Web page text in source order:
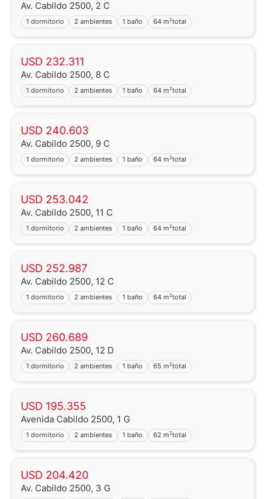
Av. Cabildo 2500, 2 C
1 dormitorio 2 ambientes 1 baño 64 m2total
USD 232.311
Av. Cabildo 2500, 8 C
1 dormitorio 2 ambientes 1 baño 64 m2total
USD 240.603
Av. Cabildo 2500, 9 C
1 dormitorio 2 ambientes 1 baño 64 m2total
USD 253.042
Av. Cabildo 2500, 11 C
1 dormitorio 2 ambientes 1 baño 64 m2total
USD 252.987
Av. Cabildo 2500, 12 C
1 dormitorio 2 ambientes 1 baño 64 m2total
USD 260.689
Av. Cabildo 2500, 12 D
1 dormitorio 2 ambientes 1 baño 65 m2total
USD 195.355
Avenida Cabildo 2500, 1 G
1 dormitorio 2 ambientes 1 baño 62 m2total
USD 204.420
Av. Cabildo 2500, 3 G